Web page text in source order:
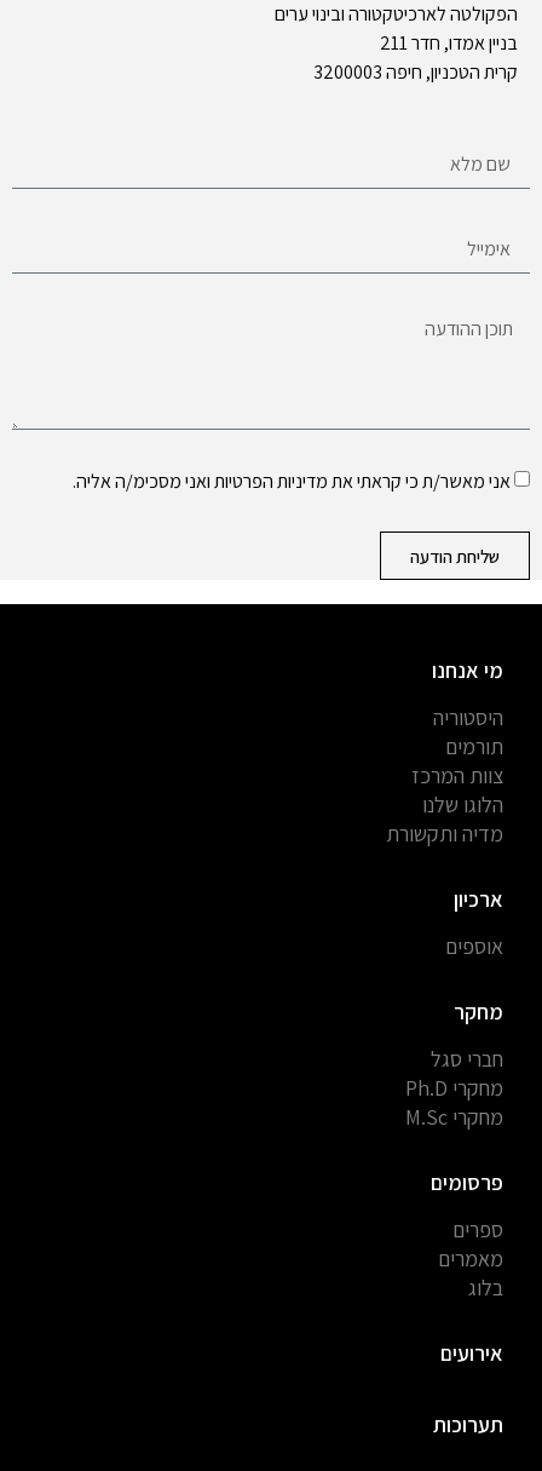
הפקולטה לארכיטקטורה ובינוי ערים
בניין אמדו, חדר 211
קרית הטכניון, חיפה 3200003
אני מאשר/ת כי קראתי אתמדיניות הפרטיותואני מסכימ/ה אליה.
שליחת הודעה
מי אנחנו
היסטוריה
תורמים
צוות המרכז
הלוגו שלנו
מדיה ותקשורת
ארכיון
אוספים
מחקר
חברי סגל
מחקרי Ph.D
מחקרי M.Sc
פרסומים
ספרים
מאמרים
בלוג
אירועים
תערוכות